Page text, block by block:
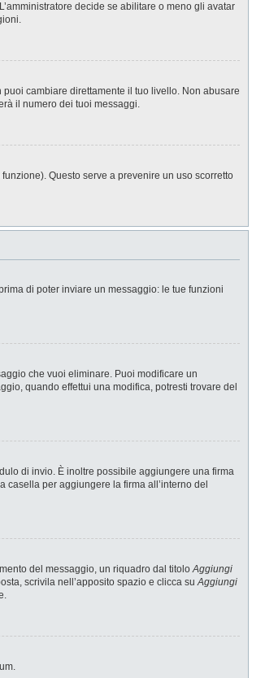
decide se abilitare o meno gli avatar
cambiare direttamente il tuo livello. Non abusare
il numero dei tuoi messaggi.
Questo serve a prevenire un uso scorretto
di poter inviare un messaggio: le tue funzioni
che vuoi eliminare. Puoi modificare un
quando effettui una modifica, potresti trovare del
di invio. È inoltre possibile aggiungere una firma
per aggiungere la firma all’interno del
del messaggio, un riquadro dal titoloAggiungi
scrivila nell’apposito spazio e clicca suAggiungi